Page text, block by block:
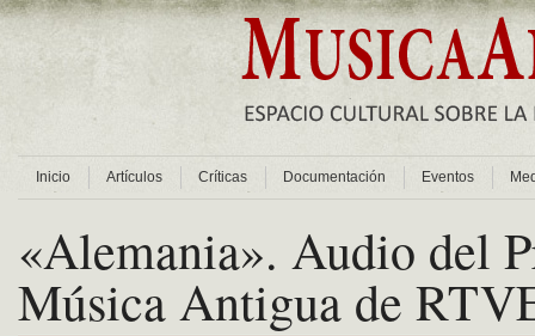
Inicio Artículos Críticas Documentación Eventos
«Alemania». Audio del
Música Antigua de